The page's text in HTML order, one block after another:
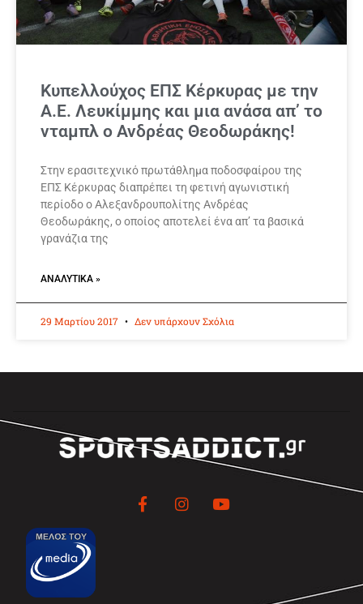
Κυπελλούχος ΕΠΣ Κέρκυρας με την
Α.Ε. Λευκίμμης και μια ανάσα απ’ το
νταμπλ ο Ανδρέας Θεοδωράκης!
Στην ερασιτεχνικό πρωτάθλημα ποδοσφαίρου της
ΕΠΣ Κέρκυρας διαπρέπει τη φετινή αγωνιστική
περίοδο ο Αλεξανδρουπολίτης Ανδρέας
Θεοδωράκης, ο οποίος αποτελεί ένα απ’ τα βασικά
γρανάζια της
ΑΝΑΛΥΤΙΚΆ »
29 Μαρτίου 2017 Δεν υπάρχουν Σχόλια